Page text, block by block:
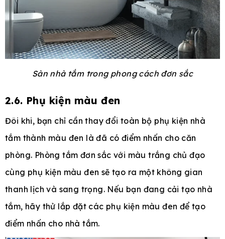
Sàn nhà tắm trong phong cách đơn sắc
2.6. Phụ kiện màu đen
Đôi khi, bạn chỉ cần thay đổi toàn bộ phụ kiện nhà
tắm thành màu đen là đã có điểm nhấn cho căn
phòng. Phòng tắm đơn sắc với màu trắng chủ đạo
cùng phụ kiện màu đen sẽ tạo ra một không gian
thanh lịch và sang trọng. Nếu bạn đang cải tạo nhà
tắm, hãy thử lắp đặt các phụ kiện màu đen để tạo
điểm nhấn cho nhà tắm.